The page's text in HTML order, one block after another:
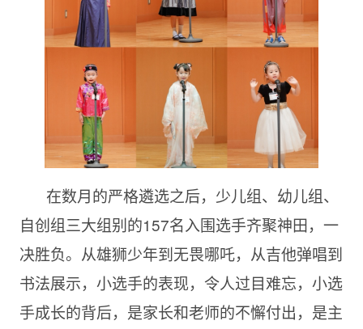
在数月的严格遴选之后，少儿组、幼儿组、
自创组三大组别的157名入围选手齐聚神田，一
决胜负。从雄狮少年到无畏哪吒，从吉他弹唱到
书法展示，小选手的表现，令人过目难忘，小选
手成长的背后，是家长和老师的不懈付出，是主